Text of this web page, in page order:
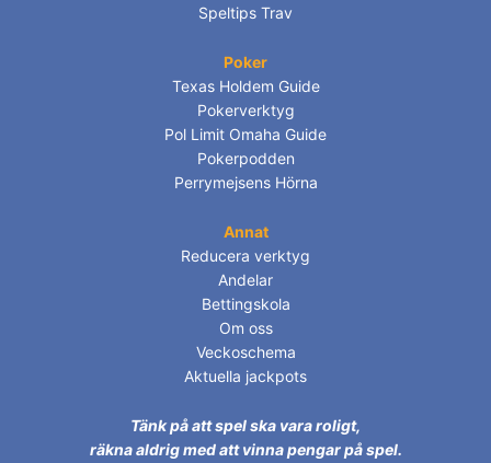
Speltips Trav
Poker
Texas Holdem Guide
Pokerverktyg
Pol Limit Omaha Guide
Pokerpodden
Perrymejsens Hörna
Annat
Reducera verktyg
Andelar
Bettingskola
Om oss
Veckoschema
Aktuella jackpots
Tänk på att spel ska vara roligt,
räkna aldrig med att vinna pengar på spel.